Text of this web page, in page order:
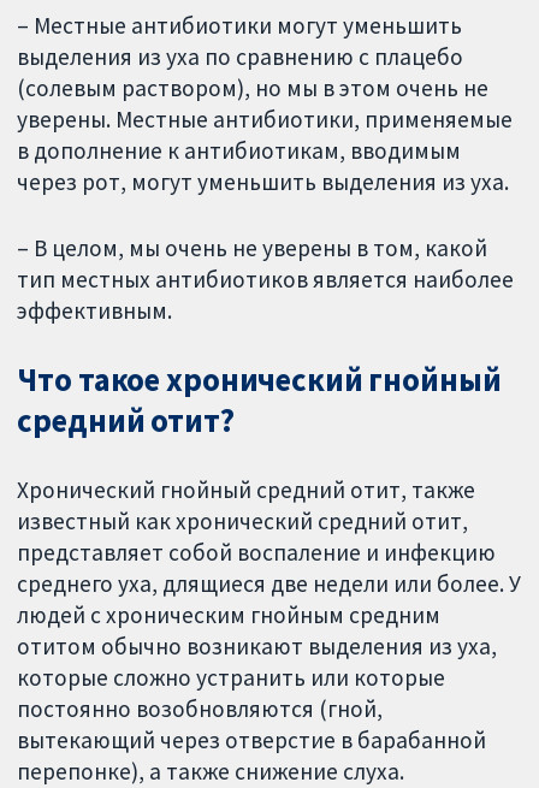
– Местные антибиотики могут уменьшить
выделения из уха по сравнению с плацебо
(солевым раствором), но мы в этом очень не
уверены. Местные антибиотики, применяемые
в дополнение к антибиотикам, вводимым
через рот, могут уменьшить выделения из уха.
– В целом, мы очень не уверены в том, какой
тип местных антибиотиков является наиболее
эффективным.
Что такое хронический гнойный
средний отит?
Хронический гнойный средний отит, также
известный как хронический средний отит,
представляет собой воспаление и инфекцию
среднего уха, длящиеся две недели или более. У
людей с хроническим гнойным средним
отитом обычно возникают выделения из уха,
которые сложно устранить или которые
постоянно возобновляются (гной,
вытекающий через отверстие в барабанной
перепонке), а также снижение слуха.